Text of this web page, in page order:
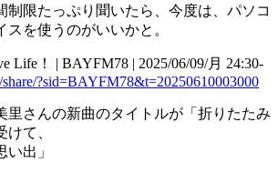
制限たっぷり聞いたら、今度は、パソコ
スを使うのがいいかと。
Life！ | BAYFM78 | 2025/06/09/月 24:30-
?sid=BAYFM78&t=20250610003000
里さんの新曲のタイトルが「折りたたみ
て、
い出」